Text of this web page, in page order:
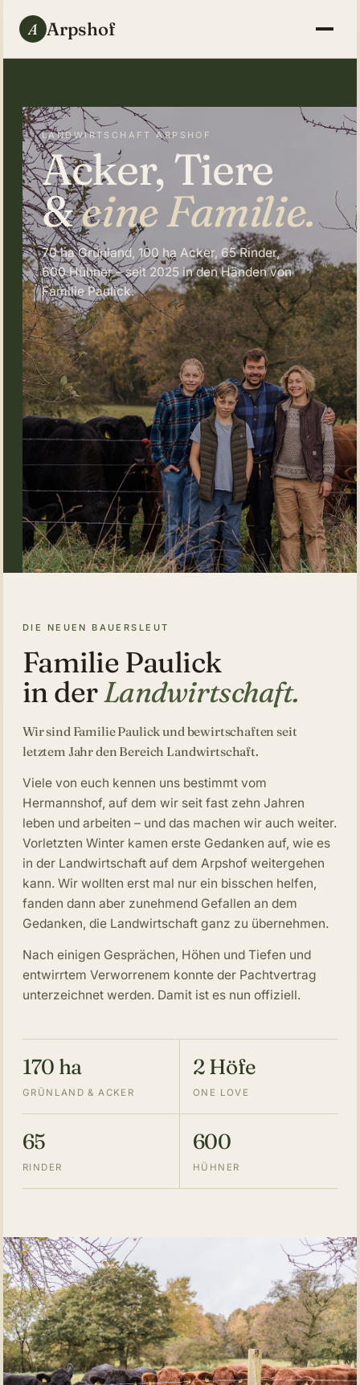
A Arpshof
LANDWIRTSCHAFT ARPSHOF
Acker, Tiere
&eine Familie.
70 ha Grünland, 100 ha Acker, 65 Rinder,
600 Hühner – seit 2025 in den Händen von
Familie Paulick.
DIE NEUEN BAUERSLEUT
Familie Paulick
in derLandwirtschaft.
Wir sind Familie Paulick und bewirtschaften seit
letztem Jahr den Bereich Landwirtschaft.
Viele von euch kennen uns bestimmt vom
Hermannshof, auf dem wir seit fast zehn Jahren
leben und arbeiten – und das machen wir auch weiter.
Vorletzten Winter kamen erste Gedanken auf, wie es
in der Landwirtschaft auf dem Arpshof weitergehen
kann. Wir wollten erst mal nur ein bisschen helfen,
fanden dann aber zunehmend Gefallen an dem
Gedanken, die Landwirtschaft ganz zu übernehmen.
Nach einigen Gesprächen, Höhen und Tiefen und
entwirrtem Verworrenem konnte der Pachtvertrag
unterzeichnet werden. Damit ist es nun offiziell.
170 ha
GRÜNLAND & ACKER
2 Höfe
ONE LOVE
65
RINDER
600
HÜHNER